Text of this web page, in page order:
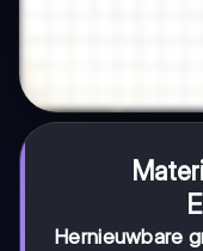
Hernieuwbare